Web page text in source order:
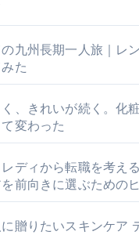
九州長期一人旅｜レ
た
、きれいが続く。化
変わった
ディから転職を考え
前向きに選ぶための
贈りたいスキンケア